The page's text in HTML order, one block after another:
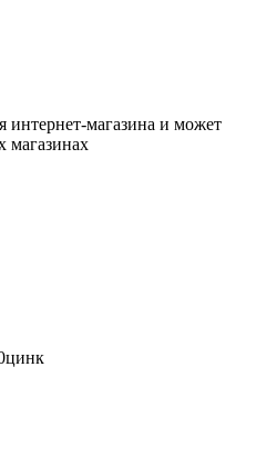
интернет-магазина и может
магазинах